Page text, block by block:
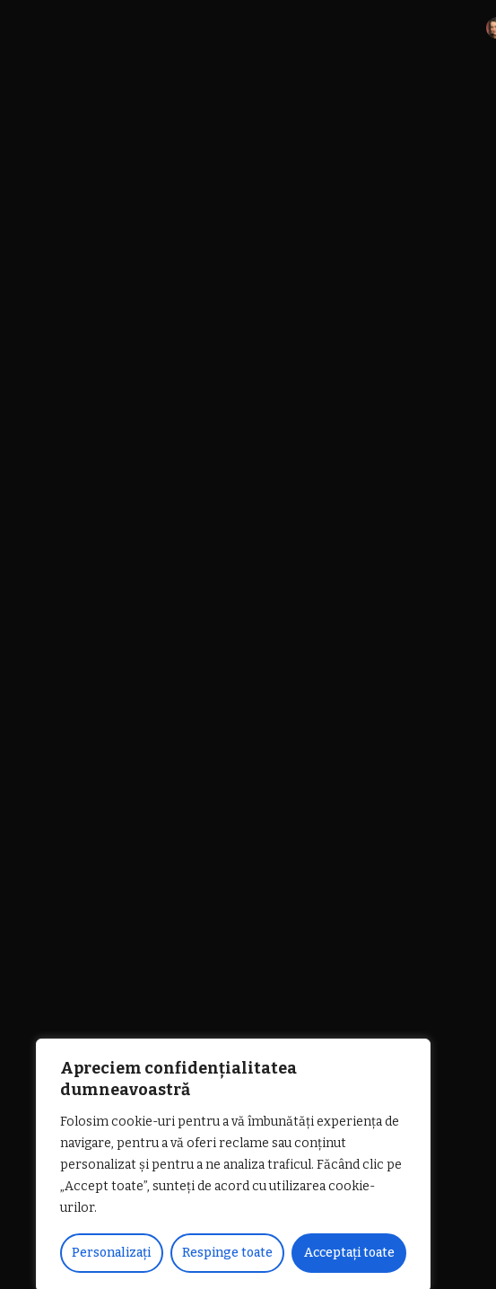
Apreciem confidențialitatea
dumneavoastră
Folosim cookie-uri pentru a vă îmbunătăți experiența de
navigare, pentru a vă oferi reclame sau conținut
personalizat și pentru a ne analiza traficul. Făcând clic pe
„Accept toate”, sunteți de acord cu utilizarea cookie-
urilor.
Personalizați Respinge toate Acceptați toate